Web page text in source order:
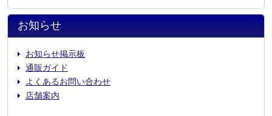
お知らせ
お知らせ掲示板
通販ガイド
よくあるお問い合わせ
店舗案内